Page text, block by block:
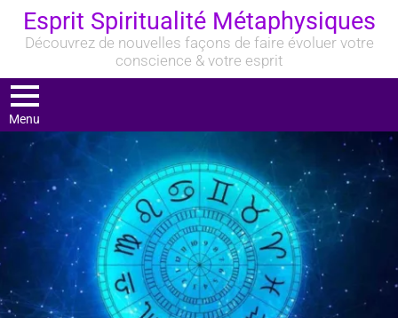
Esprit Spiritualité Métaphysiques
Découvrez de nouvelles façons de faire évoluer votre
conscience & votre esprit
Menu
DERNIERS
ARTICLES